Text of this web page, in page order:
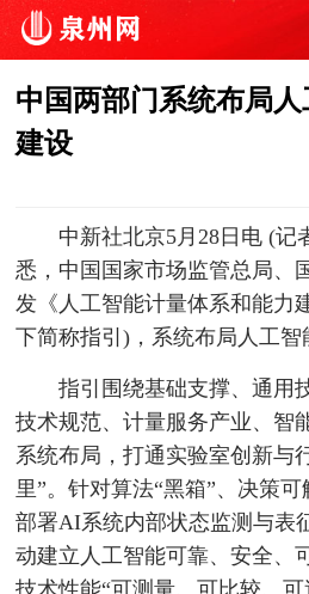
中国两部门系统布局
建设
中新社北京5月28日电 (记
悉，中国国家市场监管总局、
发《人工智能计量体系和能力
下简称指引)，系统布局人工智
指引围绕基础支撑、通用
技术规范、计量服务产业、智
系统布局，打通实验室创新与
里”。针对算法“黑箱”、决策可
部署AI系统内部状态监测与表
动建立人工智能可靠、安全、